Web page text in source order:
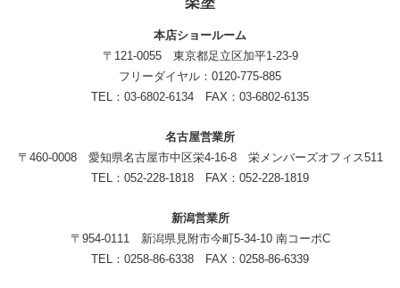
本店ショールーム
〒121-0055 東京都足立区加平1-23-9
フリーダイヤル：0120-775-885
TEL：03-6802-6134 FAX：03-6802-6135
名古屋営業所
〒460-0008 愛知県名古屋市中区栄4-16-8 栄メンバーズオフィス511
TEL：052-228-1818 FAX：052-228-1819
新潟営業所
〒954-0111 新潟県見附市今町5-34-10 南コーポC
TEL：0258-86-6338 FAX：0258-86-6339